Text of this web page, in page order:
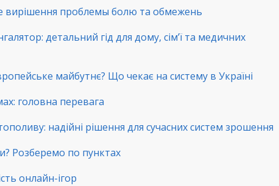
вирішення проблемы болю та обмежень
детальний гід для дому, сім’ї та медичних
майбутнє? Що чекає на систему в Україні
головна перевага
надійні рішення для сучасних систем зрошення
Розберемо по пунктах
онлайн-ігор